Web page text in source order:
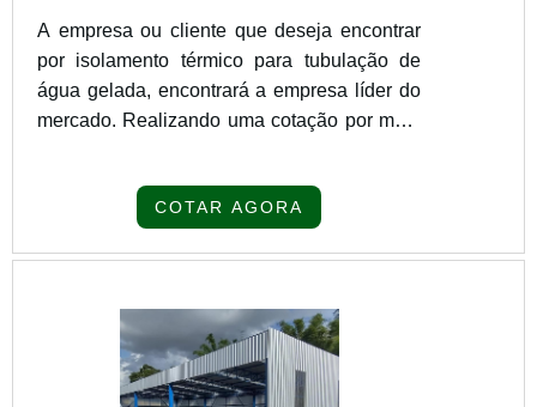
A empresa ou cliente que deseja encontrar
por isolamento térmico para tubulação de
água gelada, encontrará a empresa líder do
mercado. Realizando uma cotação por meio
ISOLAMENTO TÉRMICO PARA
inovadora, consegue encontrar o site da
CMC Montagem Industrial. Uma empre...
COTAR AGORA